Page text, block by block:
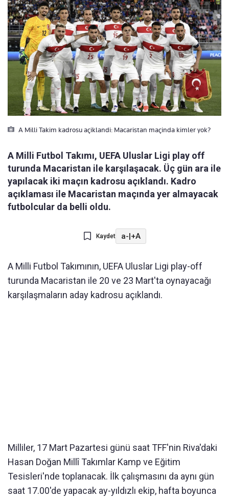
A Milli Takim kadrosu açiklandi: Macaristan maçinda kimler yok?
A Milli Futbol Takımı, UEFA Uluslar Ligi play off
turunda Macaristan ile karşılaşacak. Üç gün ara ile
yapılacak iki maçın kadrosu açıklandı. Kadro
açıklaması ile Macaristan maçında yer almayacak
futbolcular da belli oldu.
Kaydet a-|+A
A Milli Futbol Takımının, UEFA Uluslar Ligi play-off
turunda Macaristan ile 20 ve 23 Mart'ta oynayacağı
karşılaşmaların aday kadrosu açıklandı.
Milliler, 17 Mart Pazartesi günü saat TFF'nin Riva'daki
Hasan Doğan Millî Takımlar Kamp ve Eğitim
Tesisleri'nde toplanacak. İlk çalışmasını da aynı gün
saat 17.00'de yapacak ay-yıldızlı ekip, hafta boyunca